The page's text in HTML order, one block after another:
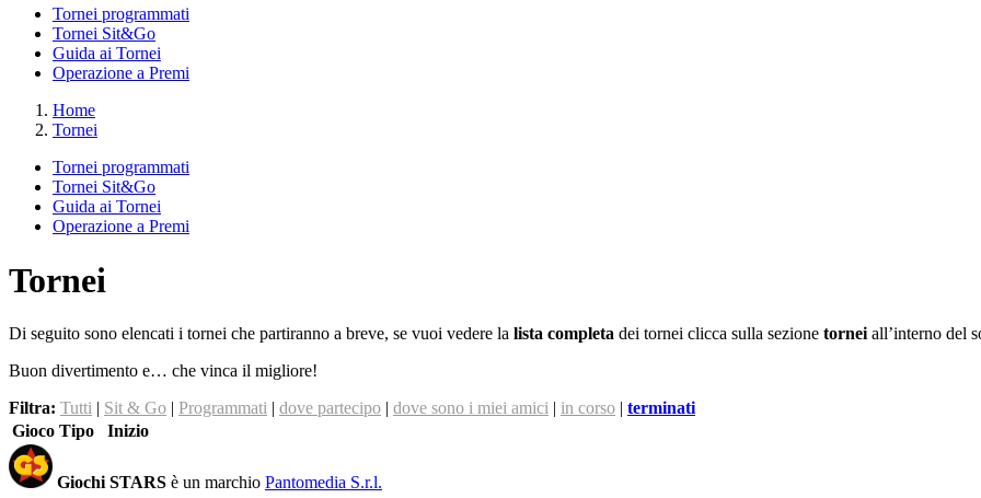
Tornei programmati
Tornei Sit&Go
Guida ai Tornei
Operazione a Premi
Home
Tornei
Tornei programmati
Tornei Sit&Go
Guida ai Tornei
Operazione a Premi
Tornei
Di seguito sono elencati i tornei che partiranno a breve, se vuoi vedere la lista completa dei tornei clicca sulla sezione tornei all’interno del
Buon divertimento e… che vinca il migliore!
Filtra: Tutti | Sit & Go | Programmati | dove partecipo | dove sono i miei amici | in corso | terminati
Gioco Tipo Inizio
Giochi STARS è un marchio Pantomedia S.r.l.